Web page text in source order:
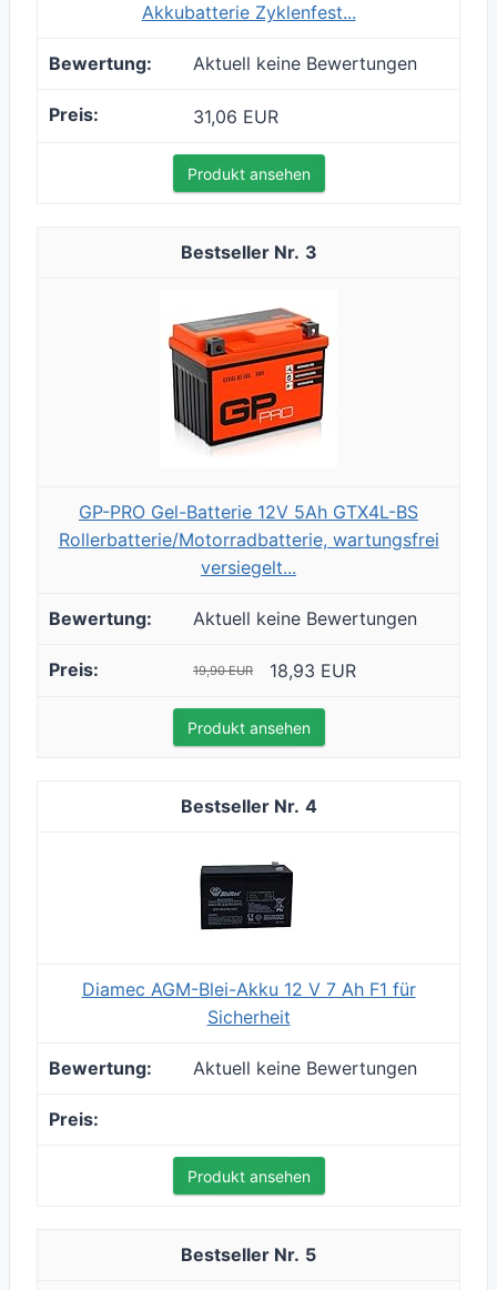
Akkubatterie Zyklenfest...
Aktuell keine Bewertungen
31,06 EUR
Produkt ansehen
3
GP-PRO Gel-Batterie 12V 5Ah GTX4L-BS
Rollerbatterie/Motorradbatterie, wartungsfrei
versiegelt...
Aktuell keine Bewertungen
19,90 EUR 18,93 EUR
Produkt ansehen
4
Diamec AGM-Blei-Akku 12 V 7 Ah F1 für
Sicherheit
Aktuell keine Bewertungen
Produkt ansehen
5